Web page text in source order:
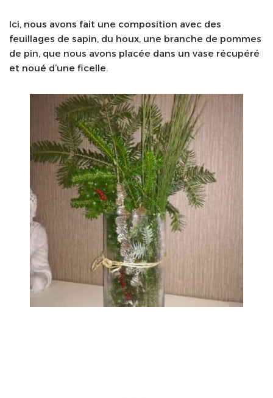
Ici, nous avons fait une composition avec des
feuillages de sapin, du houx, une branche de pommes
de pin, que nous avons placée dans un vase récupéré
et noué d’une ficelle.